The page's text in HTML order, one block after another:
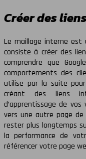
Créer des liens
Le maillage interne est
consiste à créer des
comprendre que
comportements des
utilise par la suite
créant des liens
d’apprentissage de
vers une autre page
rester plus longtemps
la performance de
référencer votre page